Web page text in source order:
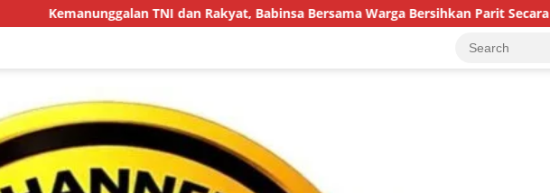
TNI dan Rakyat, Babinsa Bersama Warga Bersihkan Parit Secara Gotong Royong